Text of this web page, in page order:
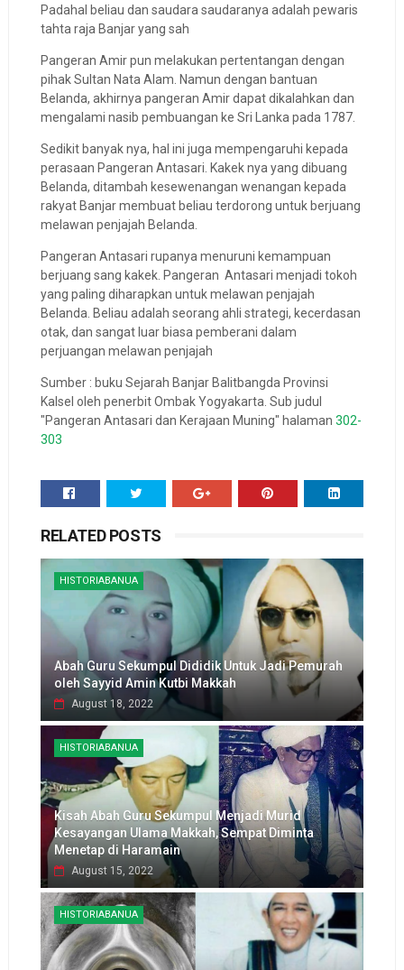
Padahal beliau dan saudara saudaranya adalah pewaris
tahta raja Banjar yang sah
Pangeran Amir pun melakukan pertentangan dengan
pihak Sultan Nata Alam. Namun dengan bantuan
Belanda, akhirnya pangeran Amir dapat dikalahkan dan
mengalami nasib pembuangan ke Sri Lanka pada 1787.
Sedikit banyak nya, hal ini juga mempengaruhi kepada
perasaan Pangeran Antasari. Kakek nya yang dibuang
Belanda, ditambah kesewenangan wenangan kepada
rakyat Banjar membuat beliau terdorong untuk berjuang
melawan penjajah Belanda.
Pangeran Antasari rupanya menuruni kemampuan
berjuang sang kakek. Pangeran Antasari menjadi tokoh
yang paling diharapkan untuk melawan penjajah
Belanda. Beliau adalah seorang ahli strategi, kecerdasan
otak, dan sangat luar biasa pemberani dalam
perjuangan melawan penjajah
Sumber : buku Sejarah Banjar Balitbangda Provinsi
Kalsel oleh penerbit Ombak Yogyakarta. Sub judul
"Pangeran Antasari dan Kerajaan Muning" halaman 302-
303
RELATED POSTS
HISTORIABANUA
Abah Guru Sekumpul Dididik Untuk Jadi Pemurah
oleh Sayyid Amin Kutbi Makkah
August 18, 2022
HISTORIABANUA
Kisah Abah Guru Sekumpul Menjadi Murid
Kesayangan Ulama Makkah, Sempat Diminta
Menetap di Haramain
August 15, 2022
HISTORIABANUA